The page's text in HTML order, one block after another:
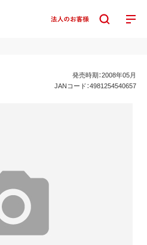
発売時期：2008年05月
JANコード：4981254540657